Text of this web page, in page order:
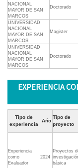
NACIONAL
MAYOR DE SAN
MARCOS
Doctorado
UNIVERSIDAD
NACIONAL
MAYOR DE SAN
MARCOS
Magister
UNIVERSIDAD
NACIONAL
MAYOR DE SAN
MARCOS
Doctorado
EXPERIENCIA
Tipo de
experiencia
Ańo
Tipo de
proyecto
Experiencia
como
Evaluador
2024
Proyectos
básica